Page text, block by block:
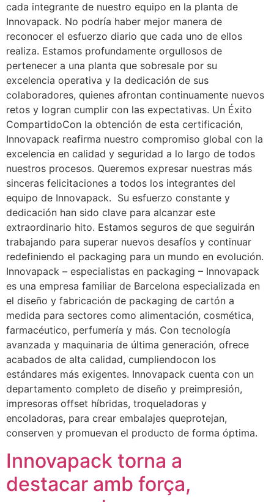
cada integrante de nuestro equipo en la planta de
Innovapack. No podría haber mejor manera de
reconocer el esfuerzo diario que cada uno de ellos
realiza. Estamos profundamente orgullosos de
pertenecer a una planta que sobresale por su
excelencia operativa y la dedicación de sus
colaboradores, quienes afrontan continuamente nuevos
retos y logran cumplir con las expectativas. Un Éxito
CompartidoCon la obtención de esta certificación,
Innovapack reafirma nuestro compromiso global con la
excelencia en calidad y seguridad a lo largo de todos
nuestros procesos. Queremos expresar nuestras más
sinceras felicitaciones a todos los integrantes del
equipo de Innovapack. Su esfuerzo constante y
dedicación han sido clave para alcanzar este
extraordinario hito. Estamos seguros de que seguirán
trabajando para superar nuevos desafíos y continuar
redefiniendo el packaging para un mundo en evolución.
Innovapack – especialistas en packaging – Innovapack
es una empresa familiar de Barcelona especializada en
el diseño y fabricación de packaging de cartón a
medida para sectores como alimentación, cosmética,
farmacéutico, perfumería y más. Con tecnología
avanzada y maquinaria de última generación, ofrece
acabados de alta calidad, cumpliendocon los
estándares más exigentes. Innovapack cuenta con un
departamento completo de diseño y preimpresión,
impresoras offset híbridas, troqueladoras y
encoladoras, para crear embalajes queprotejan,
conserven y promuevan el producto de forma óptima.
Innovapack torna a
destacar amb força,